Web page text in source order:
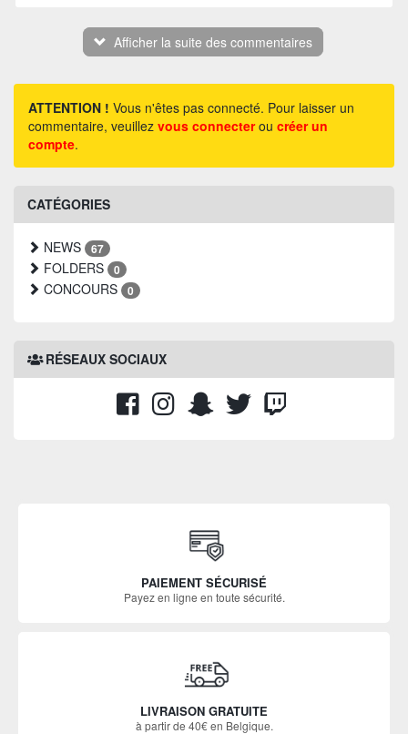
Afficher la suite des commentaires
ATTENTION ! Vous n'êtes pas connecté. Pour laisser un
commentaire, veuillez vous connecterou créer un
compte.
CATÉGORIES
NEWS 67
FOLDERS 0
CONCOURS 0
RÉSEAUX SOCIAUX
PAIEMENT SÉCURISÉ
Payez en ligne en toute sécurité.
LIVRAISON GRATUITE
à partir de 40€ en Belgique.